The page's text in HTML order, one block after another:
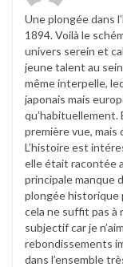
Une plongée dans
1894. Voilà le
univers serein et
jeune talent au
même interpelle,
japonais mais
qu’habituellement.
première vue,
L’histoire est
elle était racontée
principale manque
plongée historique
cela ne suffit pas à
subjectif car je
rebondissements
dans l’ensemble